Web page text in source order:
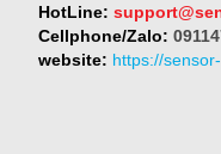
HotLine:
Cellphone/Zalo:
website: https://